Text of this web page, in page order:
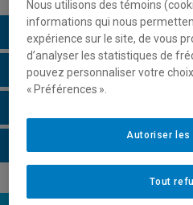
Description du cours
Horaire - Été 2026
Nous utilisons des témoins
informations qui nous
expérience sur le site, de vous
d’analyser les statistiques de
pouvez personnaliser votre
« Préférences ».
Tout
Autoriser les